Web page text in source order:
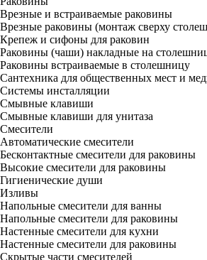
Врезные и встраиваемые раковины
Врезные раковины (монтаж сверху
Крепеж и сифоны для раковин
Раковины (чаши) накладные на
Раковины встраиваемые в столешницу
Сантехника для общественных мест и
Системы инсталляции
Смывные клавиши
Смывные клавиши для унитаза
Смесители
Автоматические смесители
Бесконтактные смесители для раковины
Высокие смесители для раковины
Гигиенические души
Изливы
Напольные смесители для ванны
Напольные смесители для раковины
Настенные смесители для кухни
Настенные смесители для раковины
Скрытые части смесителей